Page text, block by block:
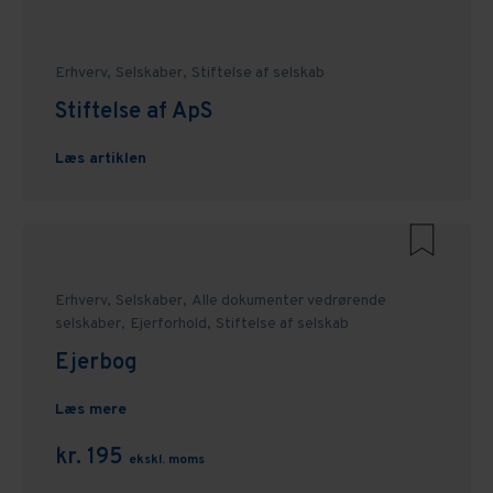
Erhverv, Selskaber, Stiftelse af selskab
Stiftelse af ApS
Læs artiklen
Erhverv, Selskaber, Alle dokumenter vedrørende
selskaber, Ejerforhold, Stiftelse af selskab
Ejerbog
Læs mere
kr. 195 ekskl. moms